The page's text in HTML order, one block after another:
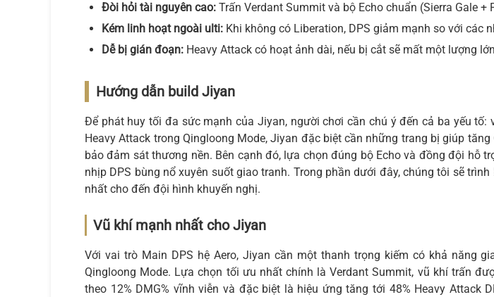
Đòi hỏi tài nguyên cao: Trấn Verdant Summit và bộ Echo chuẩn (Sierra Gale
Kém linh hoạt ngoài ulti: Khi không có Liberation, DPS giảm mạnh so với các
Dễ bị gián đoạn: Heavy Attack có hoạt ảnh dài, nếu bị cắt sẽ mất một lượng
Hướng dẫn build Jiyan
Để phát huy tối đa sức mạnh của Jiyan, người chơi cần chú ý đến cả ba yếu
Heavy Attack trong Qingloong Mode, Jiyan đặc biệt cần những trang bị giúp
bảo đảm sát thương nền. Bên cạnh đó, lựa chọn đúng bộ Echo và đồng đội hỗ
nhịp DPS bùng nổ xuyên suốt giao tranh. Trong phần dưới đây, chúng tôi sẽ
nhất cho đến đội hình khuyến nghị.
Vũ khí mạnh nhất cho Jiyan
Với vai trò Main DPS hệ Aero, Jiyan cần một thanh trọng kiếm có khả năng
Qingloong Mode. Lựa chọn tối ưu nhất chính là Verdant Summit, vũ khí trấn
theo 12% DMG% vĩnh viễn và đặc biệt là hiệu ứng tăng tới 48% Heavy